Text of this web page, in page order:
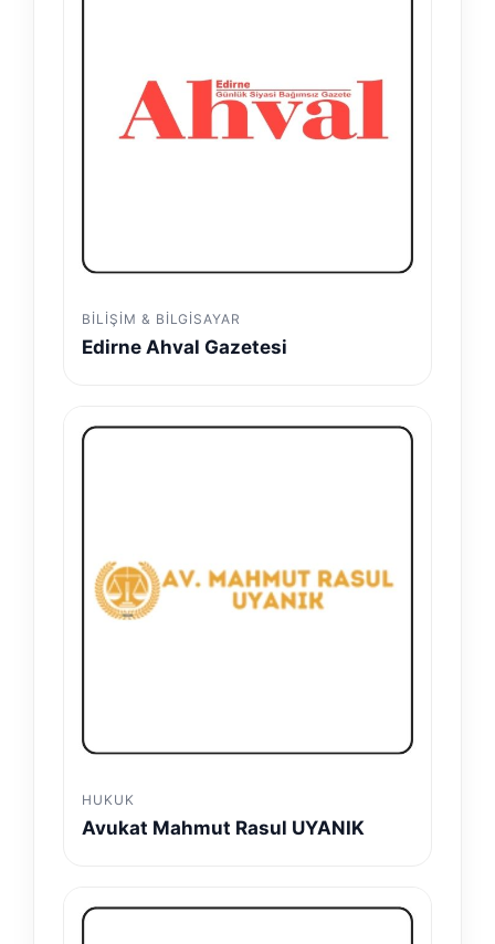
BILIŞIM & BILGISAYAR
Edirne Ahval Gazetesi
HUKUK
Avukat Mahmut Rasul UYANIK